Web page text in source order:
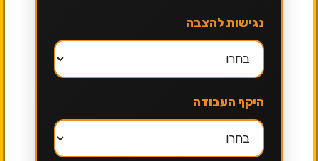
נגישות להצבה
היקף העבודה